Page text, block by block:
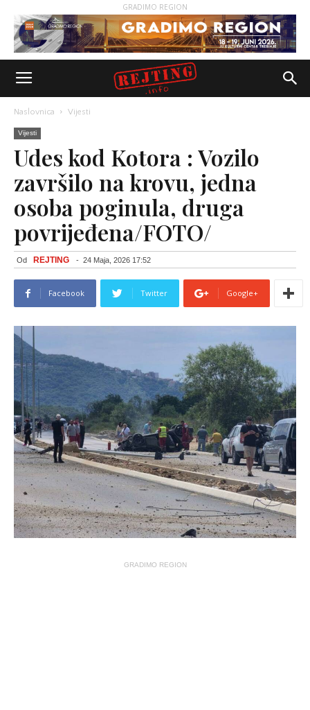
GRADIMO REGION
Naslovnica Vijesti
Vijesti
Udes kod Kotora : Vozilo
završilo na krovu, jedna
osoba poginula, druga
povrijeđena/FOTO/
Od REJTING - 24 Maja, 2026 17:52
Facebook Twitter Google+
GRADIMO REGION